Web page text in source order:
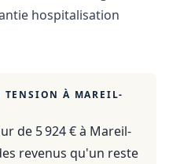
hospitalisation
TENSION À MAREIL-
de 5 924 €à Mareil-
revenus qu'un reste